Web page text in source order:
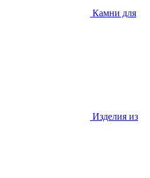
Камни для
Изделия из